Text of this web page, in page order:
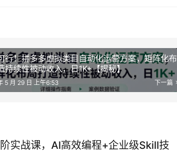
行！拼多多虚拟类目自动化运营方案，矩阵化布
持续性被动收入，日1K+【揭秘】
下一篇
5 月 29 日 上午6:53
实战课，AI高效编程+企业级Skill技